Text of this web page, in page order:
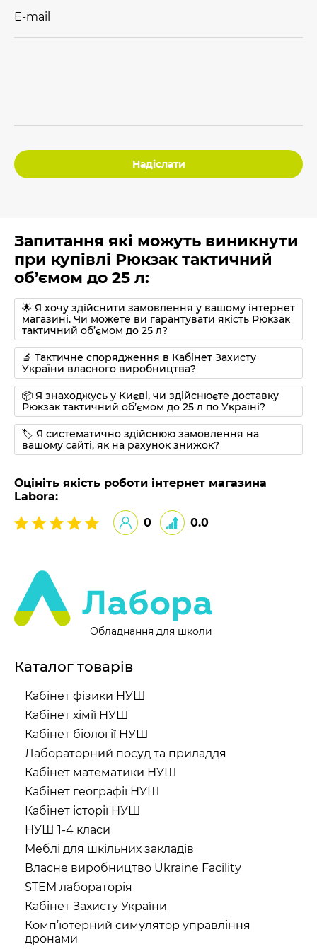
E-mail
Надіслати
Запитання які можуть виникнути
при купівлі Рюкзак тактичний
об’ємом до 25 л:
🌟 Я хочу здійснити замовлення у вашому інтернет
магазині. Чи можете ви гарантувати якість Рюкзак
тактичний об’ємом до 25 л?
🔬 Тактичне спорядження в Кабінет Захисту
України власного виробництва?
📦 Я знаходжусь у Києві, чи здійснюєте доставку
Рюкзак тактичний об’ємом до 25 л по Україні?
🏷 Я систематично здійснюю замовлення на
вашому сайті, як на рахунок знижок?
Оцініть якість роботи інтернет магазина
Labora:
0
0.0
Обладнання для школи
Каталог товарів
Кабінет фізики НУШ
Кабінет хімії НУШ
Кабінет біології НУШ
Лабораторний посуд та приладдя
Кабінет математики НУШ
Кабінет географії НУШ
Кабінет історії НУШ
НУШ 1-4 класи
Меблі для шкільних закладів
Власне виробництво Ukraine Facility
STEM лабораторія
Кабінет Захисту України
Комп’ютерний симулятор управління
дронами